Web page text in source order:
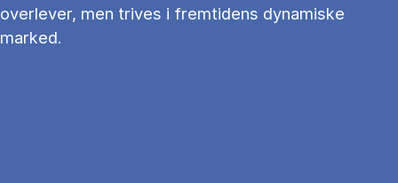
overlever, men trives i fremtidens dynamiske
marked.